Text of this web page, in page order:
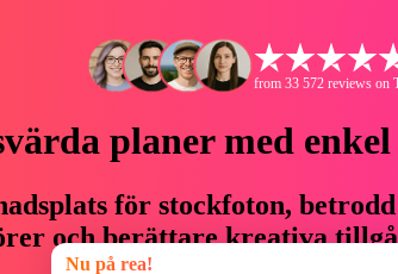
from 33 572 reviews on
planer med
för stockfoton,
och berättare kreativa
Nu på rea!